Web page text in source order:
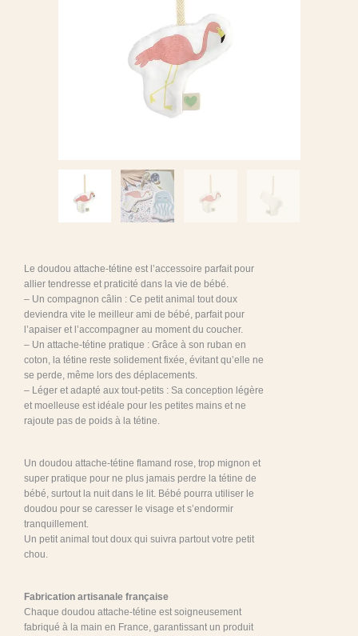
Le doudou attache-tétine est l’accessoire parfait pour
allier tendresse et praticité dans la vie de bébé.
– Un compagnon câlin : Ce petit animal tout doux
deviendra vite le meilleur ami de bébé, parfait pour
l’apaiser et l’accompagner au moment du coucher.
– Un attache-tétine pratique : Grâce à son ruban en
coton, la tétine reste solidement fixée, évitant qu’elle ne
se perde, même lors des déplacements.
– Léger et adapté aux tout-petits : Sa conception légère
et moelleuse est idéale pour les petites mains et ne
rajoute pas de poids à la tétine.
Un doudou attache-tétine flamand rose, trop mignon et
super pratique pour ne plus jamais perdre la tétine de
bébé, surtout la nuit dans le lit. Bébé pourra utiliser le
doudou pour se caresser le visage et s’endormir
tranquillement.
Un petit animal tout doux qui suivra partout votre petit
chou.
Fabrication artisanale française
Chaque doudou attache-tétine est soigneusement
fabriqué à la main en France, garantissant un produit